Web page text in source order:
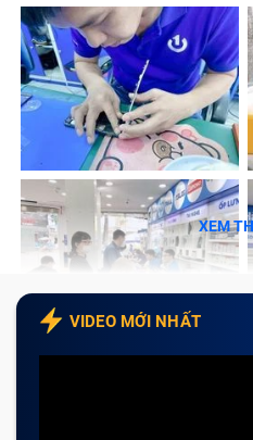
XEM
VIDEO MỚI NHẤT